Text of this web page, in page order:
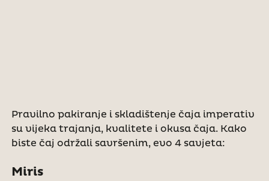
Pravilno pakiranje i skladištenje čaja imperativ
su vijeka trajanja, kvalitete i okusa čaja. Kako
biste čaj održali savršenim, evo 4 savjeta:
Miris